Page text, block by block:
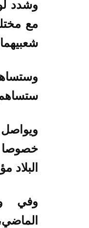
وشدد
مع
خصوصا
وفي